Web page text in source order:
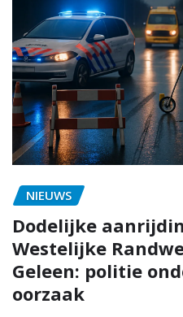
NIEUWS
Dodelijke
Westelijke
Geleen: politie
oorzaak